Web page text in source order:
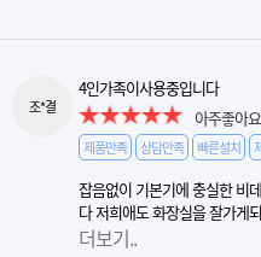
조*결
4인가족이사용중입니다
아주좋아요
제품만족 상담만족 빠른설치
잡음없이 기본기에 충실한 비
다 저희애도 화장실을 잘가게
더보기..